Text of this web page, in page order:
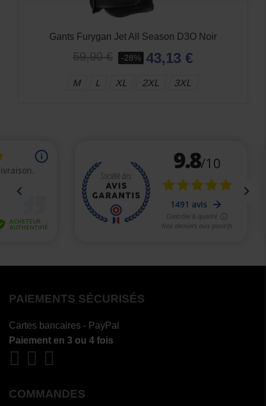
Gants Furygan Jet All Season D3O Noir
59,90 € -28% 43,13 €
M L XL 2XL 3XL
PAIEMENTS SÉCURISÉS
Cartes bancaires - PayPal
Paiement en 3 ou 4 fois
COMMANDES